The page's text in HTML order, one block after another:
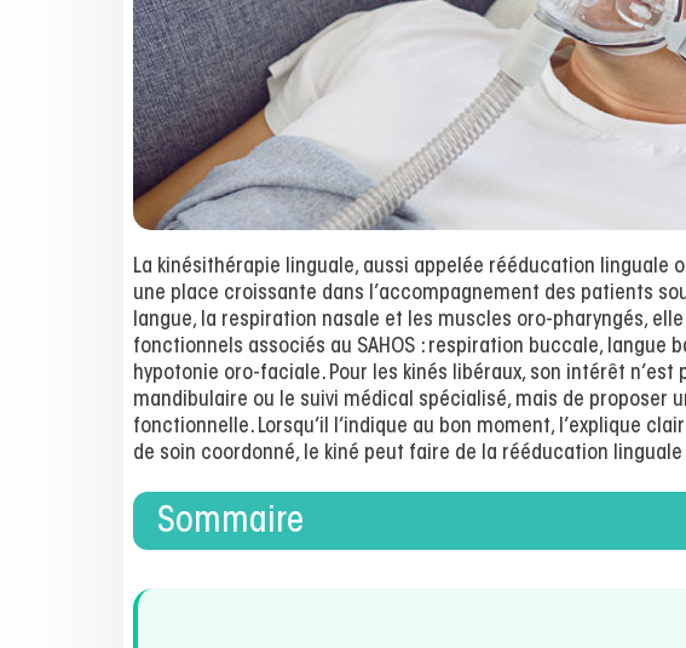
La kinésithérapie linguale, aussi appelée rééducation
une place croissante dans l’accompagnement des patients
langue, la respiration nasale et les muscles oro-pharyngés,
fonctionnels associés au SAHOS : respiration buccale, langue
hypotonie oro-faciale. Pour les kinés libéraux, son intérêt n’est
mandibulaire ou le suivi médical spécialisé, mais de proposer
fonctionnelle. Lorsqu’il l’indique au bon moment, l’explique
de soin coordonné, le kiné peut faire de la rééducation
Sommaire